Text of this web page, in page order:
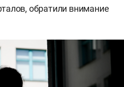
обратили внимание